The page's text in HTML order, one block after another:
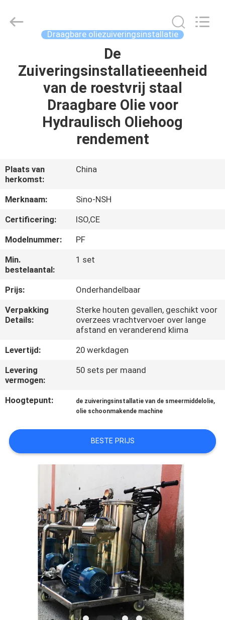
PRODUCTEN
ONGEVEER
FABRIEKSREIS
KWALITEITSCONTROLE
ONS
VERZOEK
CITAAT
SITEMAP
PRIVACY
POLICY
Manufacture
Draagbare oliezuiveringsinstallatie
De
Zuiveringsinstallatieeenheid
van de roestvrij staal
Draagbare Olie voor
Hydraulisch Oliehoog
rendement
Plaats van
herkomst:
China
Merknaam:
Sino-NSH
Certificering:
ISO,CE
Modelnummer:
PF
Min.
bestelaantal:
1 set
Prijs:
Onderhandelbaar
Verpakking
Details:
Sterke houten gevallen, geschikt voor
overzees vrachtvervoer over lange
afstand en veranderend klima
Levertijd:
20 werkdagen
Levering
vermogen:
50 sets per maand
Hoogtepunt: de zuiveringsinstallatie van de smeermiddelolie,
olie schoonmakende machine
BESTE PRIJS